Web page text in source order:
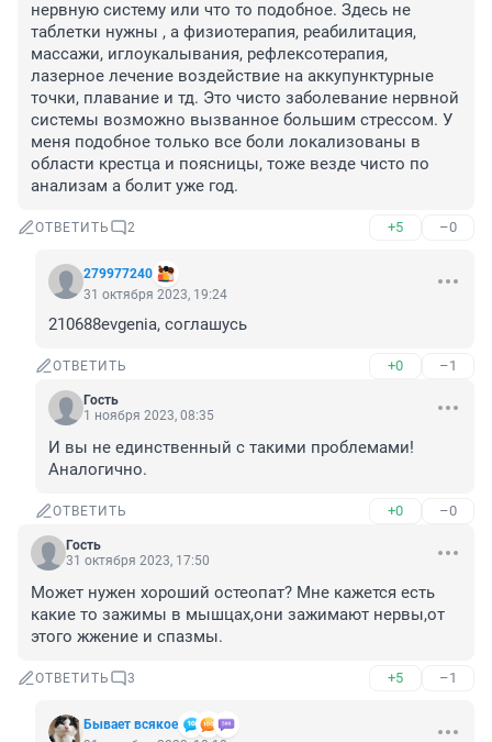
нервную систему или что то подобное. Здесь не
таблетки нужны , а физиотерапия, реабилитация,
массажи, иглоукалывания, рефлексотерапия,
лазерное лечение воздействие на аккупунктурные
точки, плавание и тд. Это чисто заболевание нервной
системы возможно вызванное большим стрессом. У
меня подобное только все боли локализованы в
области крестца и поясницы, тоже везде чисто по
анализам а болит уже год.
ОТВЕТИТЬ 2 +5 –0
279977240
31 октября 2023, 19:24
210688evgenia, соглашусь
ОТВЕТИТЬ +0 –1
Гость
1 ноября 2023, 08:35
И вы не единственный с такими проблемами!
Аналогично.
ОТВЕТИТЬ +0 –0
Гость
31 октября 2023, 17:50
Может нужен хороший остеопат? Мне кажется есть
какие то зажимы в мышцах,они зажимают нервы,от
этого жжение и спазмы.
ОТВЕТИТЬ 3 +5 –1
Бывает всякое